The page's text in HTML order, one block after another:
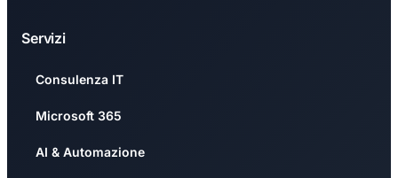
Servizi
Consulenza IT
Microsoft 365
AI & Automazione